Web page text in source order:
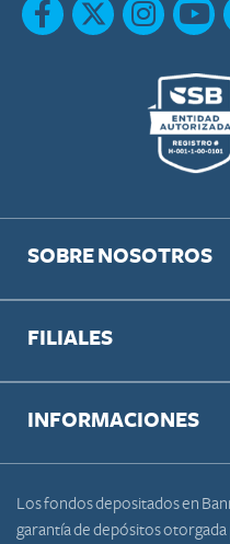
SOBRE NOSOTROS
FILIALES
INFORMACIONES
Los fondos depositados en
garantía de depósitos